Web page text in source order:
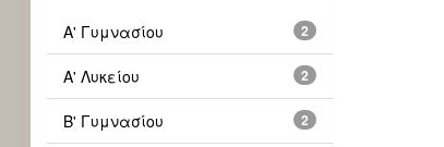
2
Α' Γυμνασίου
2
Α' Λυκείου
2
Β' Γυμνασίου